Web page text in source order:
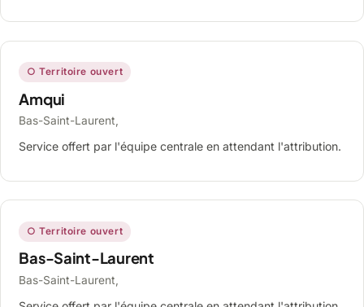
○ Territoire ouvert
Amqui
Bas-Saint-Laurent,
Service offert par l'équipe centrale en attendant l'attribution.
○ Territoire ouvert
Bas-Saint-Laurent
Bas-Saint-Laurent,